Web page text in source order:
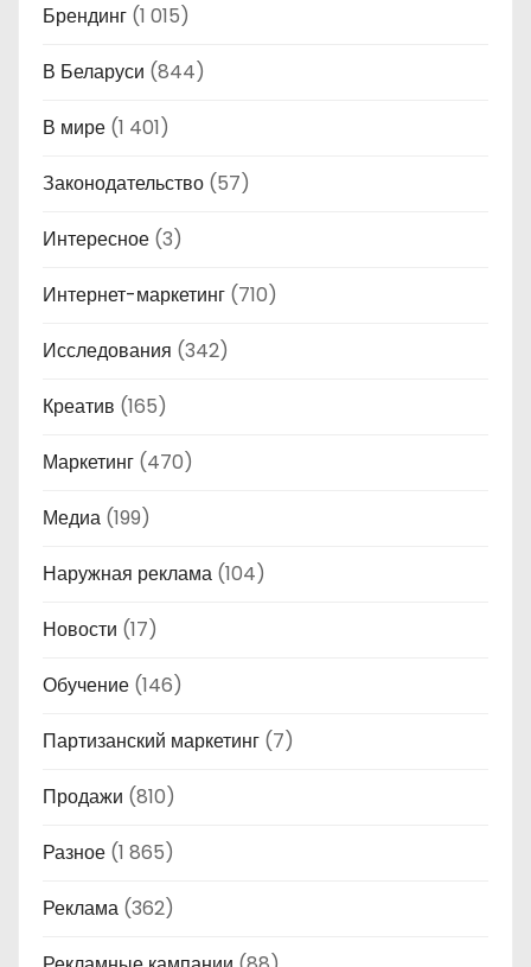
Брендинг (1 015)
В Беларуси (844)
В мире (1 401)
Законодательство (57)
Интересное (3)
Интернет-маркетинг (710)
Исследования (342)
Креатив (165)
Маркетинг (470)
Медиа (199)
Наружная реклама (104)
Новости (17)
Обучение (146)
Партизанский маркетинг (7)
Продажи (810)
Разное (1 865)
Реклама (362)